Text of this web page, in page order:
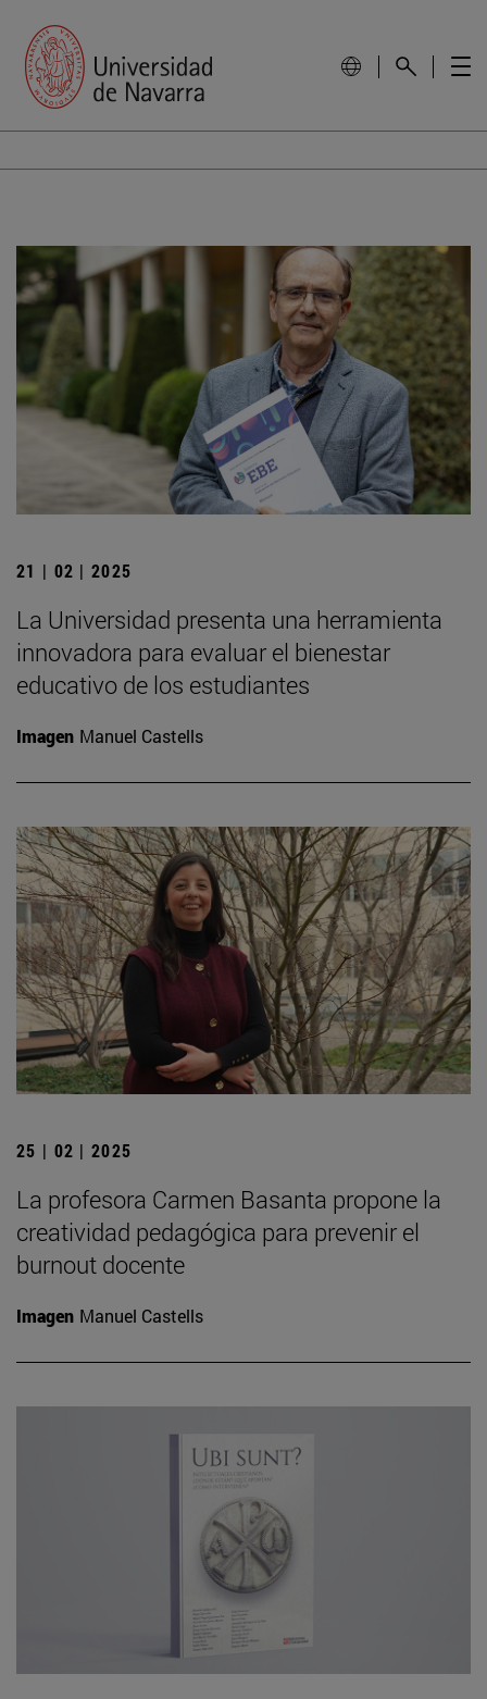
21 | 02 | 2025
La Universidad presenta una herramienta
innovadora para evaluar el bienestar
educativo de los estudiantes
Imagen Manuel Castells
25 | 02 | 2025
La profesora Carmen Basanta propone la
creatividad pedagógica para prevenir el
burnout docente
Imagen Manuel Castells